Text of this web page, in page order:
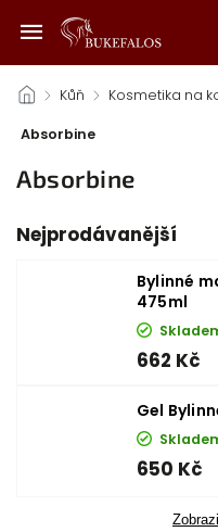
/ Kůň / Kosmetika na
Absorbine
Absorbine
Nejprodávanější
Bylinné
475ml
662 Kč
Gel
650 Kč